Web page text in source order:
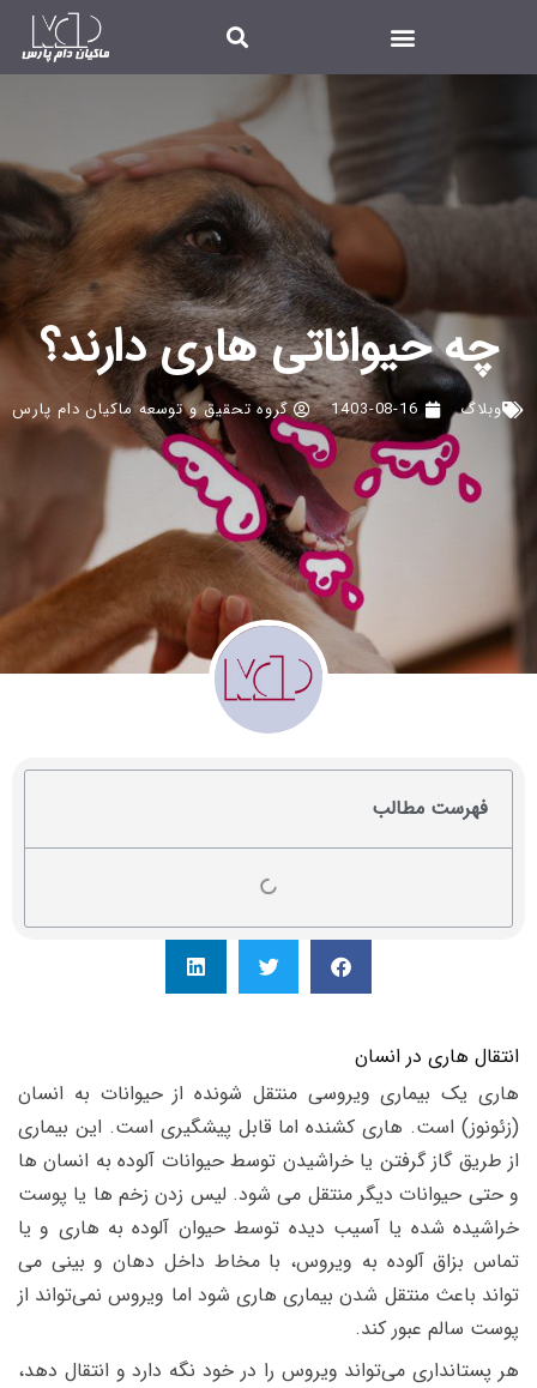
چه حیواناتی هاری دارند؟
وبلاگ 1403-08-16 گروه تحقیق و توسعه ماکیان دام پارس
فهرست مطالب
انتقال هاری در انسان
هاری یک بیماری ویروسی منتقل شونده از حیوانات به انسان
(زئونوز) است. هاری کشنده اما قابل پیشگیری است. این بیماری
از طریق گاز گرفتن یا خراشیدن توسط حیوانات آلوده به انسان ها
و حتی حیوانات دیگر منتقل می شود. لیس زدن زخم ها یا پوست
خراشیده شده یا آسیب دیده توسط حیوان آلوده به هاری و یا
تماس بزاق آلوده به ویروس، با مخاط داخل دهان و بینی می
تواند باعث منتقل شدن بیماری هاری شود اما ویروس نمی‌تواند از
پوست سالم عبور کند.
هر پستانداری می‌تواند ویروس را در خود نگه دارد و انتقال دهد،